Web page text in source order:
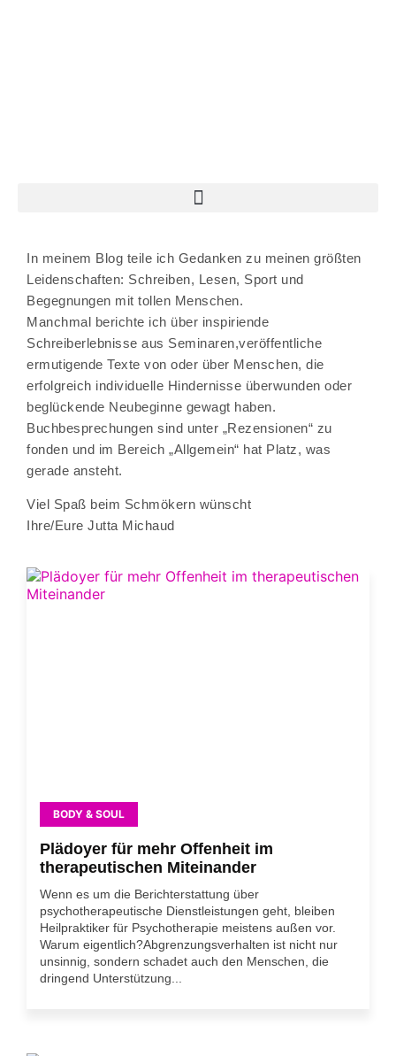
In meinem Blog teile ich Gedanken zu meinen größten
Leidenschaften: Schreiben, Lesen, Sport und
Begegnungen mit tollen Menschen.
Manchmal berichte ich über inspiriende
Schreiberlebnisse aus Seminaren,veröffentliche
ermutigende Texte von oder über Menschen, die
erfolgreich individuelle Hindernisse überwunden oder
beglückende Neubeginne gewagt haben.
Buchbesprechungen sind unter „Rezensionen“ zu
fonden und im Bereich „Allgemein“ hat Platz, was
gerade ansteht.
Viel Spaß beim Schmökern wünscht
Ihre/Eure Jutta Michaud
BODY & SOUL
Plädoyer für mehr Offenheit im
therapeutischen Miteinander
Wenn es um die Berichterstattung über
psychotherapeutische Dienstleistungen geht, bleiben
Heilpraktiker für Psychotherapie meistens außen vor.
Warum eigentlich?Abgrenzungsverhalten ist nicht nur
unsinnig, sondern schadet auch den Menschen, die
dringend Unterstützung...